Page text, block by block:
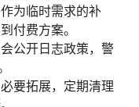
为临时需求的补
付费方案。
公开日志政策，警
要拓展，定期清理